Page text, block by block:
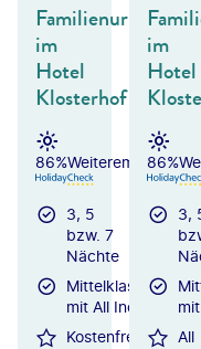
Familienurlaub
im
Hotel
Klosterhof
Weiterempfehlung
86%
3, 5
bzw. 7
Nächte
Mittelklassehotel
mit All Inclusive
Kostenfreier
im
Hotel
86%
3,
All